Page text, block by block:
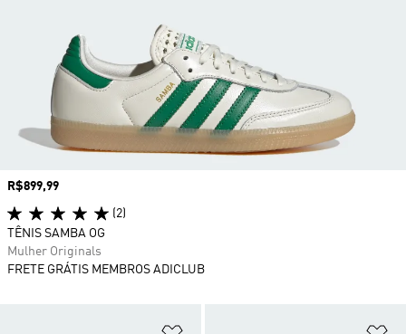
Preço
R$899,99
(2)
TÊNIS SAMBA OG
Mulher Originals
FRETE GRÁTIS MEMBROS ADICLUB